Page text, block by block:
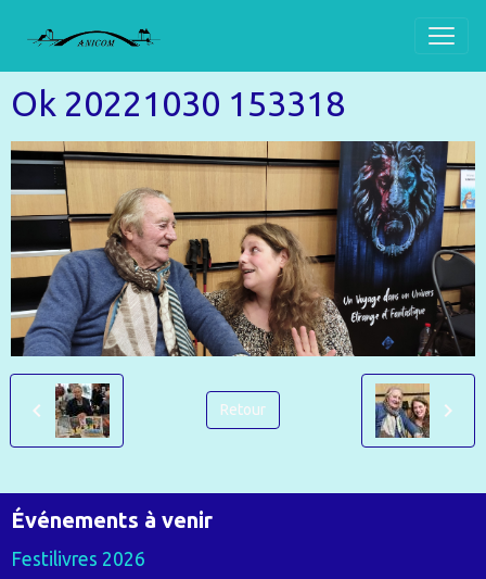
Ok 20221030 153318
Retour
Événements à venir
Festilivres 2026